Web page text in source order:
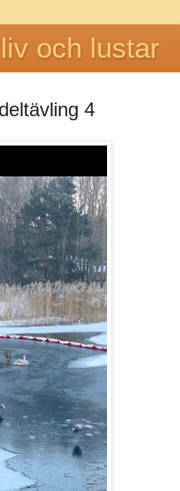
och lustar
4